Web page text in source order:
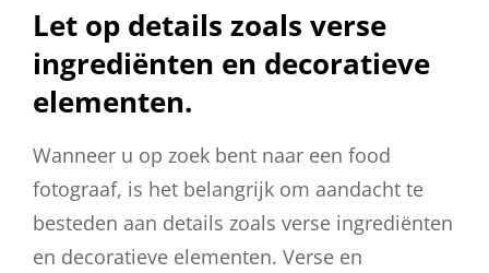
Let op details zoals verse
ingrediënten en decoratieve
elementen.
Wanneer u op zoek bent naar een food
fotograaf, is het belangrijk om aandacht te
besteden aan details zoals verse ingrediënten
en decoratieve elementen. Verse en